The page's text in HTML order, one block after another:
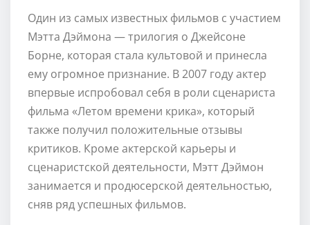
Один из самых известных фильмов с участием
Мэтта Дэймона — трилогия о Джейсоне
Борне, которая стала культовой и принесла
ему огромное признание. В 2007 году актер
впервые испробовал себя в роли сценариста
фильма «Летом времени крика», который
также получил положительные отзывы
критиков. Кроме актерской карьеры и
сценаристской деятельности, Мэтт Дэймон
занимается и продюсерской деятельностью,
сняв ряд успешных фильмов.